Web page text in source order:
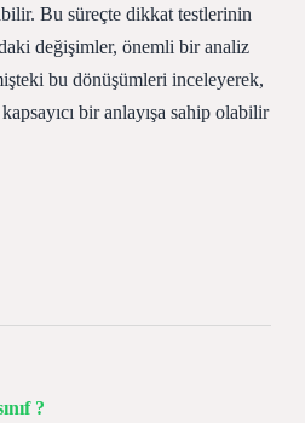
Bu süreçte dikkat testlerinin
değişimler, önemli bir analiz
bu dönüşümleri inceleyerek,
bir anlayışa sahip olabilir
?